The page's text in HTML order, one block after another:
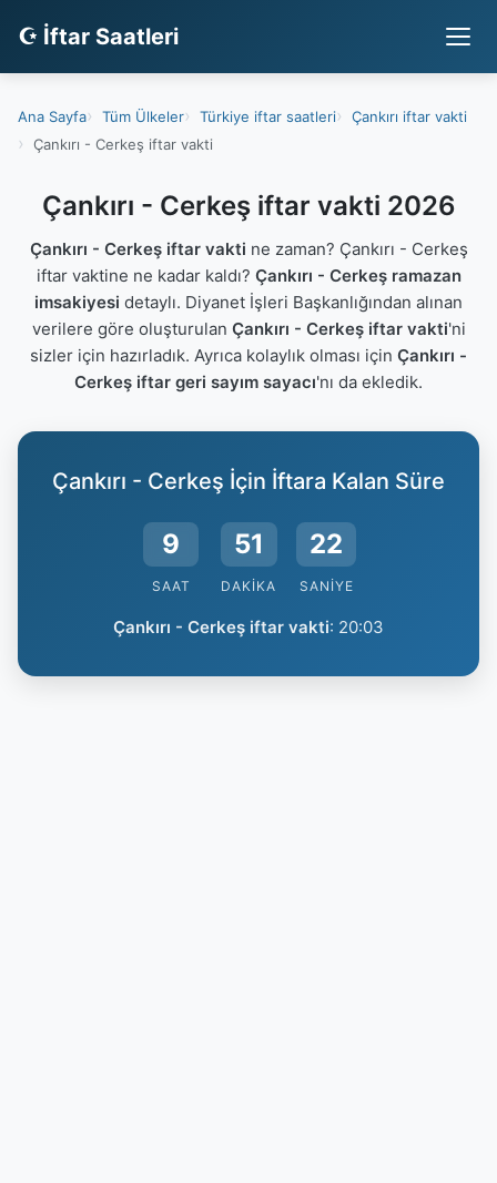
☪ İftar Saatleri
Ana Sayfa Tüm Ülkeler Türkiye iftar saatleri
Çankırı iftar vakti
Çankırı - Cerkeş iftar vakti
Çankırı - Cerkeş iftar vakti 2026
Çankırı - Cerkeş iftar vakti ne zaman? Çankırı - Cerkeş
iftar vaktine ne kadar kaldı? Çankırı - Cerkeş ramazan
imsakiyesi detaylı. Diyanet İşleri Başkanlığından alınan
verilere göre oluşturulan Çankırı - Cerkeş iftar vakti'ni
sizler için hazırladık. Ayrıca kolaylık olması için Çankırı -
Cerkeş iftar geri sayım sayacı'nı da ekledik.
Çankırı - Cerkeş İçin İftara Kalan Süre
9
SAAT
51
DAKIKA
22
SANIYE
Çankırı - Cerkeş iftar vakti: 20:03